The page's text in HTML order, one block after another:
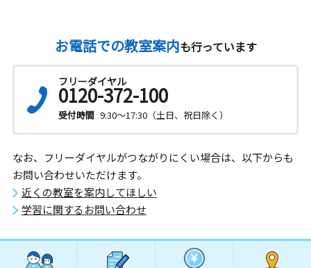
お電話での教室案内も行っています
フリーダイヤル
0120-372-100
受付時間 9:30～17:30（土日、祝日除く）
なお、フリーダイヤルがつながりにくい場合は、以下からも
お問い合わせいただけます。
近くの教室を案内してほしい
学習に関するお問い合わせ